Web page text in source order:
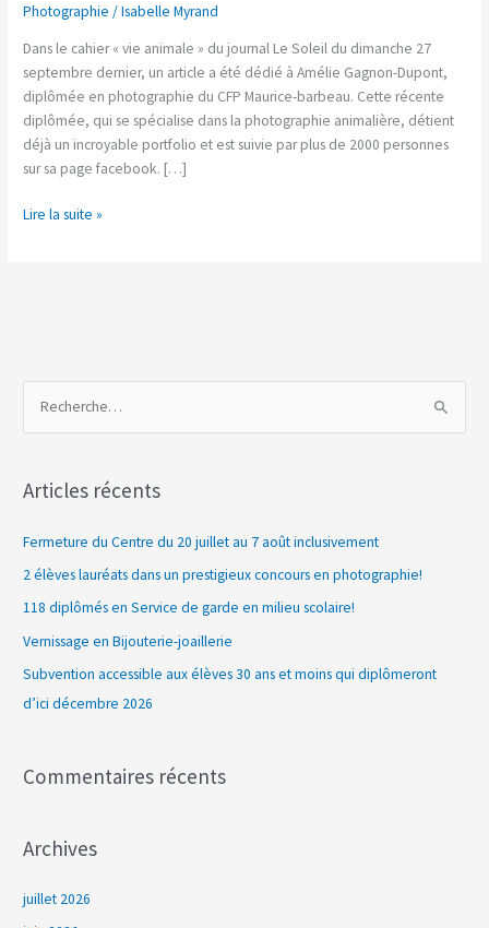
Photographie /Isabelle Myrand
Dans le cahier « vie animale » du journal Le Soleil du dimanche 27
septembre dernier, un article a été dédié à Amélie Gagnon-Dupont,
diplômée en photographie du CFP Maurice-barbeau. Cette récente
diplômée, qui se spécialise dans la photographie animalière, détient
déjà un incroyable portfolio et est suivie par plus de 2000 personnes
sur sa page facebook. […]
en
Soleil!
Lire la suite »
h
h
e
r
Articles récents
Fermeture du Centre du 20 juillet au 7 août inclusivement
2 élèves lauréats dans un prestigieux concours en photographie!
118 diplômés en Service de garde en milieu scolaire!
Vernissage en Bijouterie-joaillerie
Subvention accessible aux élèves 30 ans et moins qui diplômeront
d’ici décembre 2026
Commentaires récents
Archives
juillet 2026